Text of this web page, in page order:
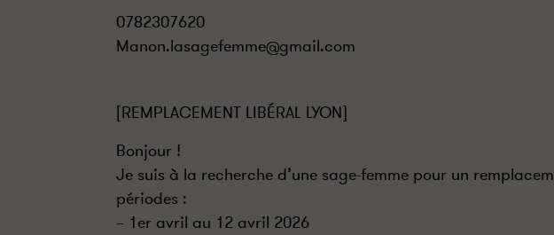
0782307620
Manon.lasagefemme@gmail.com
[REMPLACEMENT LIBÉRAL LYON]
Bonjour !
Je suis à la recherche d’une sage-femme pour un
périodes :
– 1er avril au 12 avril 2026